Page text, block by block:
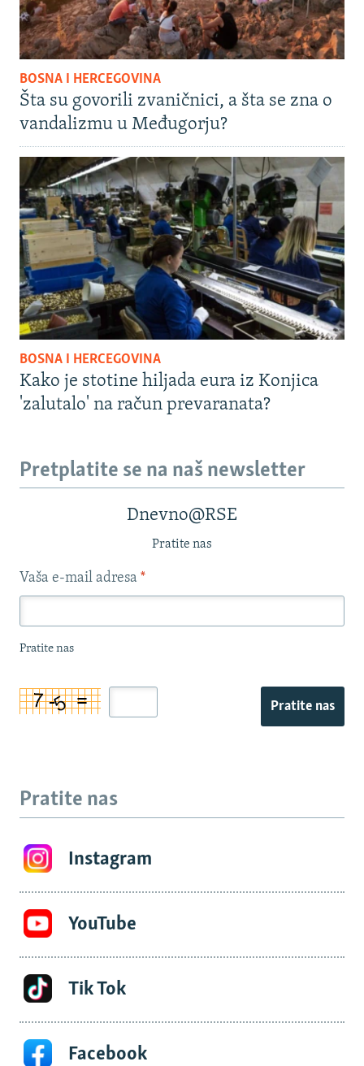
BOSNA I HERCEGOVINA
Šta su govorili zvaničnici, a šta se zna o
vandalizmu u Međugorju?
BOSNA I HERCEGOVINA
Kako je stotine hiljada eura iz Konjica
'zalutalo' na račun prevaranata?
Pretplatite se na naš newsletter
Dnevno@RSE
Pratite nas
Vaša e-mail adresa *
Pratite nas
Pratite nas
Pratite nas
Instagram
YouTube
Tik Tok
Facebook